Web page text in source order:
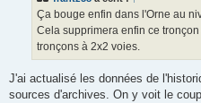
Ça bouge enfin dans l'Orne au
Cela supprimera enfin ce
tronçons à 2x2 voies.
J'ai actualisé les données de
sources d'archives. On y voit le